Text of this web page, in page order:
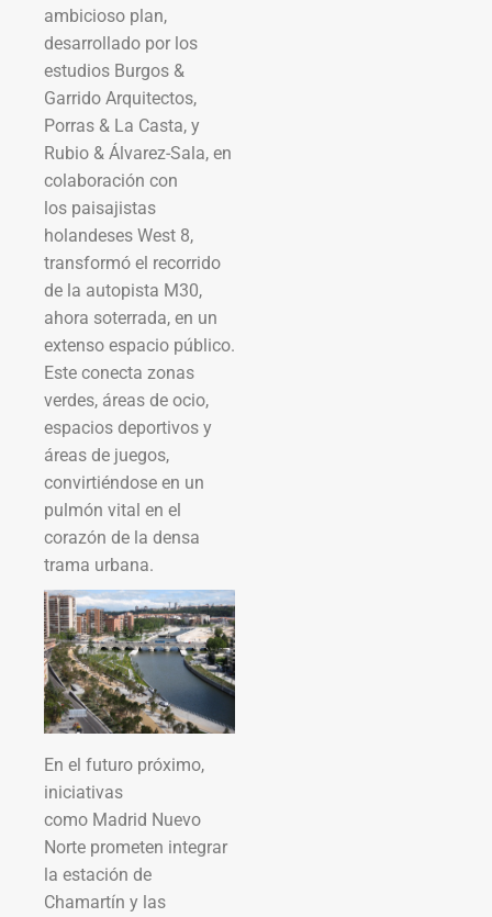
ambicioso plan,
desarrollado por los
estudios Burgos &
Garrido Arquitectos,
Porras & La Casta, y
Rubio & Álvarez-Sala, en
colaboración con
los paisajistas
holandeses West 8,
transformó el recorrido
de la autopista M30,
ahora soterrada, en un
extenso espacio público.
Este conecta zonas
verdes, áreas de ocio,
espacios deportivos y
áreas de juegos,
convirtiéndose en un
pulmón vital en el
corazón de la densa
trama urbana.
En el futuro próximo,
iniciativas
como Madrid Nuevo
Norte prometen integrar
la estación de
Chamartín y las